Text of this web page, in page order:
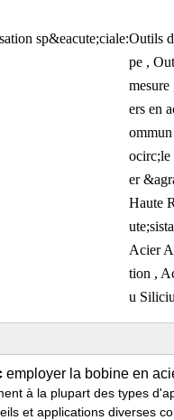
sp&eacute;ciale:Outils
pe ,
mesure
ers en
er
Haute
Acier
tion ,
u
employer la bobine en
à la plupart des types
et applications diverses